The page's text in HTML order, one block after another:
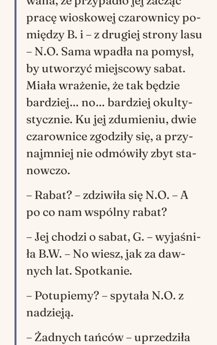
pra­cę wio­sko­wej cza­row­ni­cy po­
mię­dzy B. i – z dru­giej stro­ny lasu
– N.O. Sama wpa­dła na po­mysł,
by utwo­rzyć miej­sco­wy sa­bat.
Mia­ła wra­że­nie, że tak bę­dzie
bar­dziej… no… bar­dziej okul­ty­
stycz­nie. Ku jej zdu­mie­niu, dwie
cza­row­ni­ce zgo­dzi­ły się, a przy­
najm­niej nie od­mó­wi­ły zbyt sta­
now­czo.
– Ra­bat? – zdzi­wi­ła się N.O. – A
po co nam wspól­ny ra­bat?
– Jej cho­dzi o sa­bat, G. – wy­ja­śni­
ła B.W. – No wiesz, jak za daw­
nych lat. Spo­tka­nie.
– Po­tu­pie­my? – spy­ta­ła N.O. z
na­dzie­ją.
– Żad­nych tań­ców – uprze­dzi­ła